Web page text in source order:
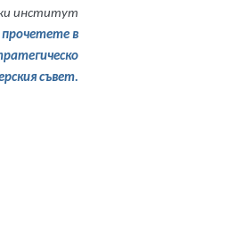
институт
в
съвет.